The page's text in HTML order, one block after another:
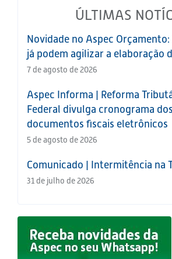
ÚLTIMAS
Novidade no Aspec
já podem agilizar a elaboração
7 de agosto de 2026
Aspec Informa | Reforma
Federal divulga cronograma
documentos fiscais eletrônicos
5 de agosto de 2026
Comunicado | Intermitência na
31 de julho de 2026